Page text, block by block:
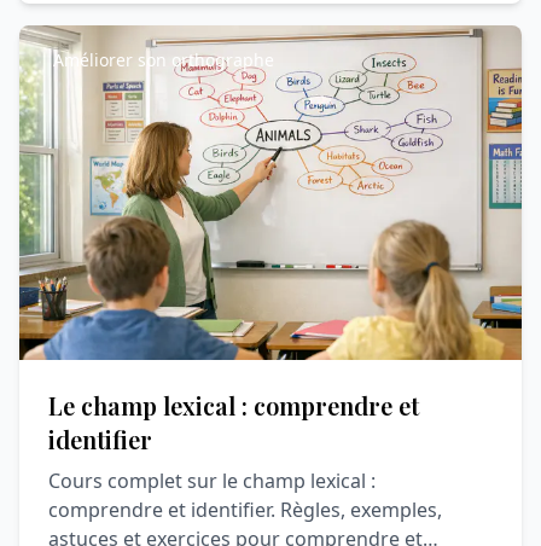
Améliorer son orthographe
Le champ lexical : comprendre et
identifier
Cours complet sur le champ lexical :
comprendre et identifier. Règles, exemples,
astuces et exercices pour comprendre et